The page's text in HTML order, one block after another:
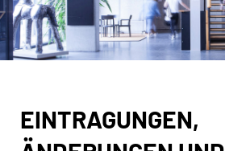
Inhalt
EINTRAGUNGEN,